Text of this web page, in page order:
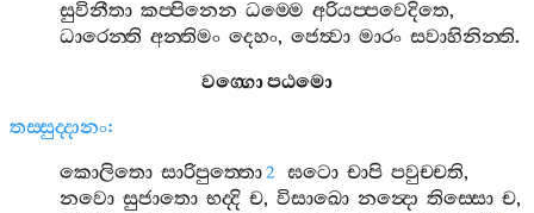
සුවිනීතා කප‍්පිනෙන ධම‍්මෙ අරියප‍්පවෙදිතෙ,
ධාරෙන‍්ති අන‍්තිමං දෙහං,ජෙත්‍වා මාරං සවාහිනින‍්ති.
වග‍්ගොපඨමො
තස‍්සුද‍්දානං:
කොලිතො සාරිපුත‍්තො2 ඝටො චාපි පවුච‍්චති,
නවො සුජාතො භද‍්දි ච,විසාඛො නන්‍දො තිස‍්සො ච,